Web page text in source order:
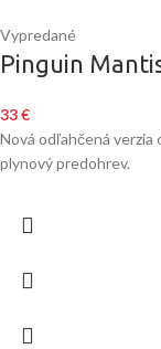
Vypredané
Pinguin
33€
Nová odľahčená verzia
plynový predohrev.